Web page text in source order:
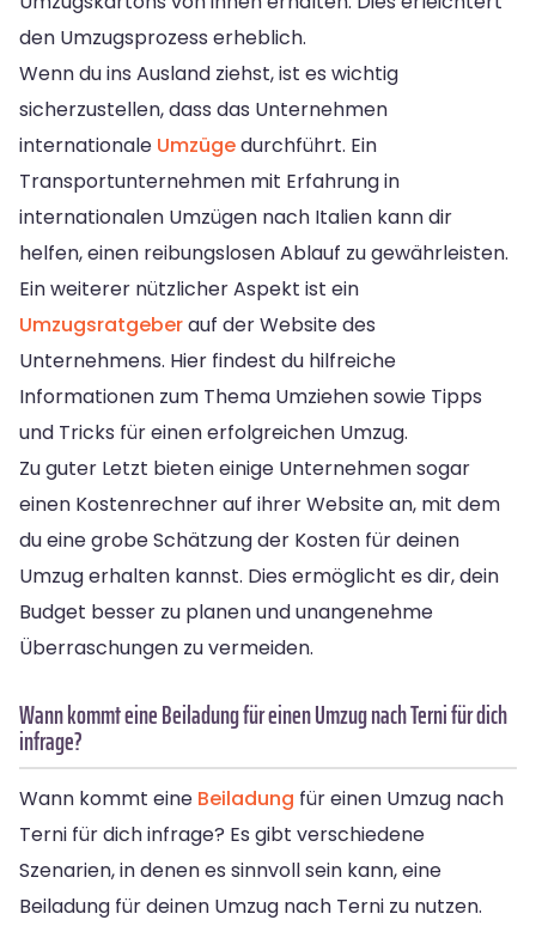
den Umzugsprozess erheblich.
Wenn du ins Ausland ziehst, ist es wichtig
sicherzustellen, dass das Unternehmen
internationale Umzügedurchführt. Ein
Transportunternehmen mit Erfahrung in
internationalen Umzügen nach Italien kann dir
helfen, einen reibungslosen Ablauf zu gewährleisten.
Ein weiterer nützlicher Aspekt ist ein
Umzugsratgeberauf der Website des
Unternehmens. Hier findest du hilfreiche
Informationen zum Thema Umziehen sowie Tipps
und Tricks für einen erfolgreichen Umzug.
Zu guter Letzt bieten einige Unternehmen sogar
einen Kostenrechner auf ihrer Website an, mit dem
du eine grobe Schätzung der Kosten für deinen
Umzug erhalten kannst. Dies ermöglicht es dir, dein
Budget besser zu planen und unangenehme
Überraschungen zu vermeiden.
Wann kommt eine Beiladung für einen Umzug nach Terni für dich
infrage?
Wann kommt eine Beiladung für einen Umzug nach
Terni für dich infrage? Es gibt verschiedene
Szenarien, in denen es sinnvoll sein kann, eine
Beiladung für deinen Umzug nach Terni zu nutzen.